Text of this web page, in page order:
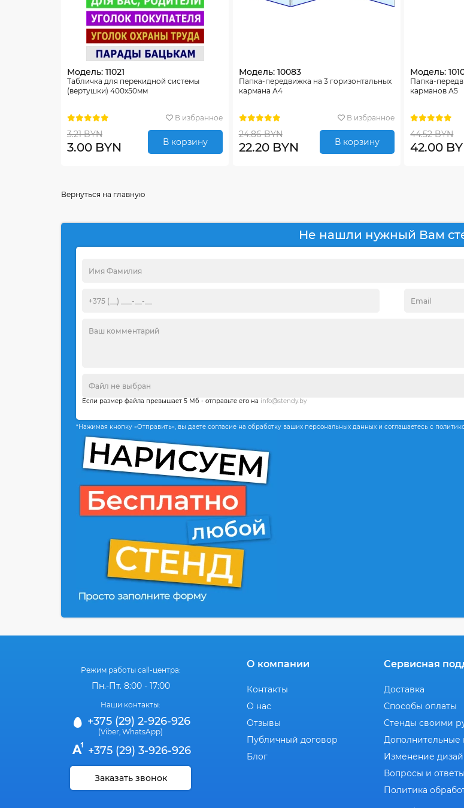
Модель: 11021
Табличка для перекидной системы
(вертушки) 400х50мм
В избранное
3.21 BYN
3.00 BYN В корзину
Модель: 10083
Папка-передвижка на 3 горизонтальных
кармана А4
В избранное
24.86 BYN
22.20 BYN В корзину
Модель:
Папка-
карманов А5
44.52 BYN
42.00
Вернуться на главную
Не нашли нужный Вам
Если размер файла превышает 5 Мб - отправьте его на info@stendy.by
*Нажимая кнопку «Отправить», вы даете согласие на обработку ваших персональных данных и соглашаетесь с
Режим работы call-центра:
Пн.-Пт. 8:00 - 17:00
Наши контакты:
+375 (29) 2-926-926
(Viber, WhatsApp)
+375 (29) 3-926-926
Заказать звонок
О компании
Контакты
О нас
Отзывы
Публичный договор
Блог
Сервисная
Доставка
Способы оплаты
Стенды своими
Дополнительные
Изменение
Вопросы и ответы
Политика